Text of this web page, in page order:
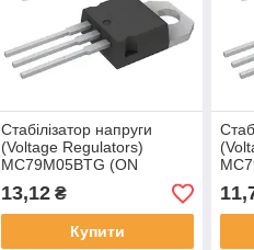
Стабілізатор напруги
(Voltage Regulators)
MC79M05BTG (ON
Semiconductor)
13,12₴
Купити